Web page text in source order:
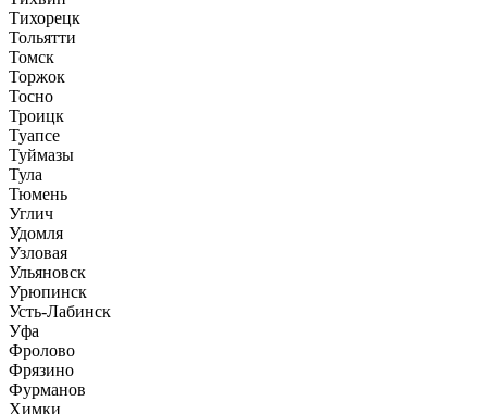
Тихорецк
Тольятти
Томск
Торжок
Тосно
Троицк
Туапсе
Туймазы
Тула
Тюмень
Углич
Удомля
Узловая
Ульяновск
Урюпинск
Усть-Лабинск
Уфа
Фролово
Фрязино
Фурманов
Химки